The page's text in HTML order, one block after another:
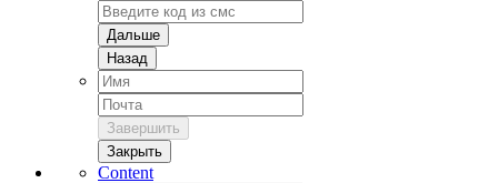
Дальше
Назад
Завершить
Закрыть
Content